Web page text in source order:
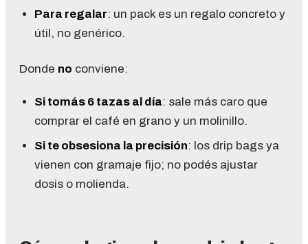
Para regalar: un pack es un regalo concreto y
útil, no genérico.
Donde no conviene:
Si tomás 6 tazas al día: sale más caro que
comprar el café en grano y un molinillo.
Si te obsesiona la precisión: los drip bags ya
vienen con gramaje fijo; no podés ajustar
dosis o molienda.